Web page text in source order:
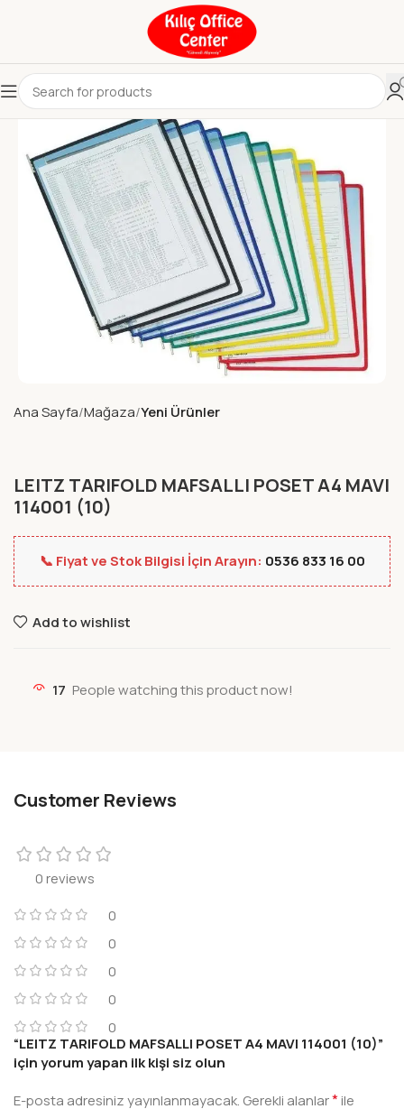
Ana Sayfa Mağaza Yeni Ürünler
LEITZ TARIFOLD MAFSALLI POSET A4 MAVI
114001 (10)
📞 Fiyat ve Stok Bilgisi İçin Arayın: 0536 833 16 00
Add to wishlist
17 People watching this product now!
Customer Reviews
0 reviews
0
0
0
0
0
“LEITZ TARIFOLD MAFSALLI POSET A4 MAVI 114001 (10)”
için yorum yapan ilk kişi siz olun
E-posta adresiniz yayınlanmayacak. Gerekli alanlar*ile